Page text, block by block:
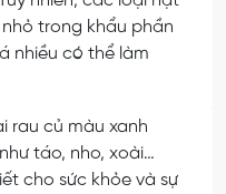
trong khẩu phần
nhiều có thể làm
rau củ màu xanh
táo, nho, xoài…
cho sức khỏe và sự